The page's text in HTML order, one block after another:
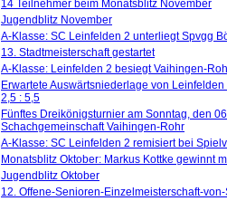
14 Teilnehmer beim Monatsblitz November
Jugendblitz November
A-Klasse: SC Leinfelden 2 unterliegt Spvgg
13. Stadtmeisterschaft gestartet
A-Klasse: Leinfelden 2 besiegt Vaihingen-
Erwartete Auswärtsniederlage von
2,5 : 5,5
Fünftes Dreikönigsturnier am Sonntag, den
Schachgemeinschaft Vaihingen-Rohr
A-Klasse: SC Leinfelden 2 remisiert bei
Monatsblitz Oktober: Markus Kottke gewinnt
Jugendblitz Oktober
12. Offene-Senioren-Einzelmeisterschaft-